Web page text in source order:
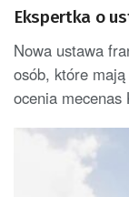
Ekspertka o
Nowa ustawa
osób, które
ocenia